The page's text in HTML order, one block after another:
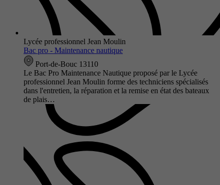
Lycée professionnel Jean Moulin
Bac pro - Maintenance nautique
Port-de-Bouc 13110
Le Bac Pro Maintenance Nautique proposé par le Lycée
professionnel Jean Moulin forme des techniciens spécialisés
dans l'entretien, la réparation et la remise en état des bateaux
de plais…